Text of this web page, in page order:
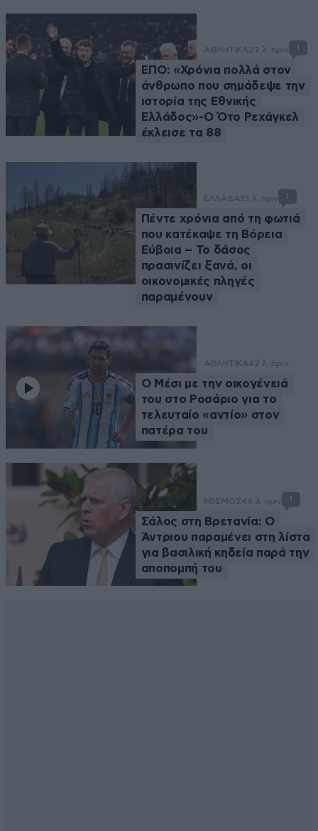
ΑΘΛΗΤΙΚΑ 27 λ. πριν 1
ΕΠΟ: «Χρόνια πολλά στον
άνθρωπο που σημάδεψε την
ιστορία της Εθνικής
Ελλάδος»-Ο Ότο Ρεχάγκελ
έκλεισε τα 88
ΕΛΛΑΔΑ35 λ. πριν 1
Πέντε χρόνια από τη φωτιά
που κατέκαψε τη Βόρεια
Εύβοια – Το δάσος
πρασινίζει ξανά, οι
οικονομικές πληγές
παραμένουν
ΑΘΛΗΤΙΚΑ42 λ. πριν
Ο Μέσι με την οικογένειά
του στο Ροσάριο για το
τελευταίο «αντίο» στον
πατέρα του
ΚΟΣΜΟΣ44 λ. πριν 1
Σάλος στη Βρετανία: Ο
Άντριου παραμένει στη λίστα
για βασιλική κηδεία παρά την
αποπομπή του